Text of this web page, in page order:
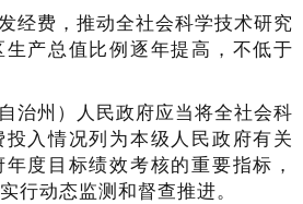
经费，推动全社会科学技术研究
产总值比例逐年提高，不低于
治州）人民政府应当将全社会科
入情况列为本级人民政府有关
度目标绩效考核的重要指标，
行动态监测和督查推进。